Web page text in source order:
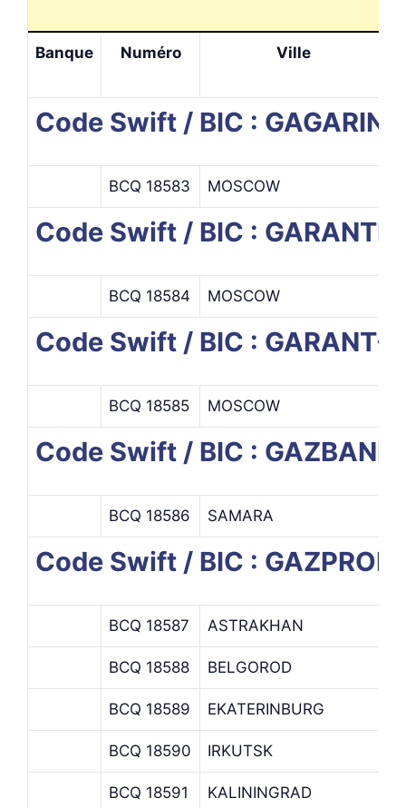
Banque Numéro Ville
Code Swift / BIC :
BCQ 18583 MOSCOW
Code Swift / BIC : GARANTI
BCQ 18584 MOSCOW
Code Swift / BIC : GARANT-
BCQ 18585 MOSCOW
Code Swift / BIC : GAZBANK
BCQ 18586 SAMARA
Code Swift / BIC :
BCQ 18587 ASTRAKHAN
BCQ 18588 BELGOROD
BCQ 18589 EKATERINBURG
BCQ 18590 IRKUTSK
BCQ 18591 KALININGRAD